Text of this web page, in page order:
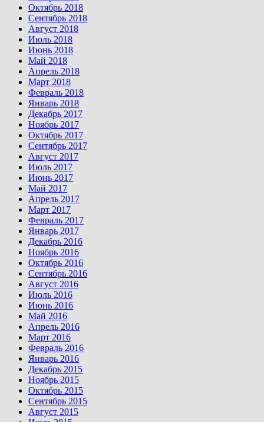
Октябрь 2018
Сентябрь 2018
Август 2018
Июль 2018
Июнь 2018
Май 2018
Апрель 2018
Март 2018
Февраль 2018
Январь 2018
Декабрь 2017
Ноябрь 2017
Октябрь 2017
Сентябрь 2017
Август 2017
Июль 2017
Июнь 2017
Май 2017
Апрель 2017
Март 2017
Февраль 2017
Январь 2017
Декабрь 2016
Ноябрь 2016
Октябрь 2016
Сентябрь 2016
Август 2016
Июль 2016
Июнь 2016
Май 2016
Апрель 2016
Март 2016
Февраль 2016
Январь 2016
Декабрь 2015
Ноябрь 2015
Октябрь 2015
Сентябрь 2015
Август 2015